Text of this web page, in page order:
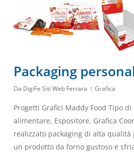
Packaging
Da DigiFe Siti Web Ferrara Grafica
Progetti Grafici Maddy Food Tipo di
alimentare, Espositore, Grafica
realizzato packaging di alta
un prodotto da forno gustoso e